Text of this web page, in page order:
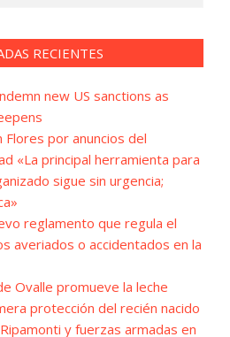
RECIENTES
new US sanctions as
Flores por anuncios del
«La principal herramienta para
sigue sin urgencia;
reglamento que regula el
averiados o accidentados en la
Ovalle promueve la leche
protección del recién nacido
y fuerzas armadas en